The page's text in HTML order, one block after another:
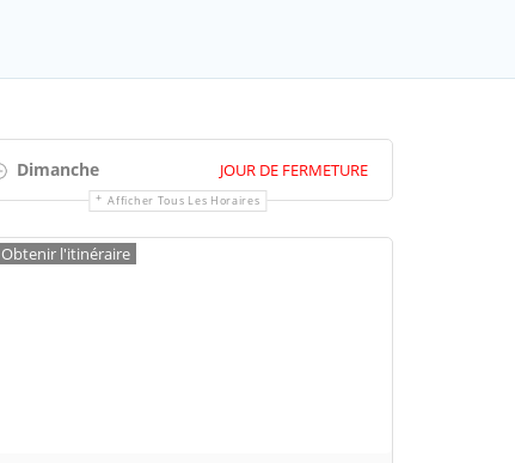
Dimanche JOUR DE FERMETURE
Afficher Tous Les Horaires
Obtenir l'itinéraire